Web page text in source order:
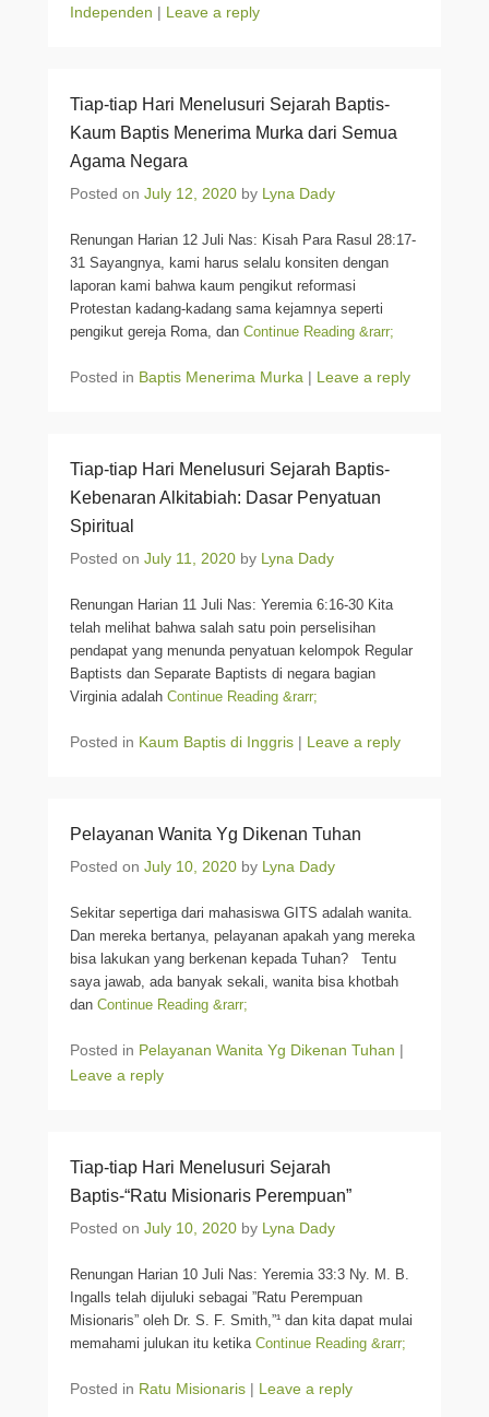
Independen | Leave a reply
Tiap-tiap Hari Menelusuri Sejarah Baptis-
Kaum Baptis Menerima Murka dari Semua
Agama Negara
Posted on July 12, 2020 by Lyna Dady
Renungan Harian 12 Juli Nas: Kisah Para Rasul 28:17-
31 Sayangnya, kami harus selalu konsiten dengan
laporan kami bahwa kaum pengikut reformasi
Protestan kadang-kadang sama kejamnya seperti
pengikut gereja Roma, dan Continue Reading &rarr;
Posted in Baptis Menerima Murka | Leave a reply
Tiap-tiap Hari Menelusuri Sejarah Baptis-
Kebenaran Alkitabiah: Dasar Penyatuan
Spiritual
Posted on July 11, 2020 by Lyna Dady
Renungan Harian 11 Juli Nas: Yeremia 6:16-30 Kita
telah melihat bahwa salah satu poin perselisihan
pendapat yang menunda penyatuan kelompok Regular
Baptists dan Separate Baptists di negara bagian
Virginia adalah Continue Reading &rarr;
Posted in Kaum Baptis di Inggris | Leave a reply
Pelayanan Wanita Yg Dikenan Tuhan
Posted on July 10, 2020 by Lyna Dady
Sekitar sepertiga dari mahasiswa GITS adalah wanita.
Dan mereka bertanya, pelayanan apakah yang mereka
bisa lakukan yang berkenan kepada Tuhan? Tentu
saya jawab, ada banyak sekali, wanita bisa khotbah
dan Continue Reading &rarr;
Posted in Pelayanan Wanita Yg Dikenan Tuhan |
Leave a reply
Tiap-tiap Hari Menelusuri Sejarah
Baptis-“Ratu Misionaris Perempuan”
Posted on July 10, 2020 by Lyna Dady
Renungan Harian 10 Juli Nas: Yeremia 33:3 Ny. M. B.
Ingalls telah dijuluki sebagai ”Ratu Perempuan
Misionaris” oleh Dr. S. F. Smith,”¹ dan kita dapat mulai
memahami julukan itu ketika Continue Reading &rarr;
Posted in Ratu Misionaris | Leave a reply